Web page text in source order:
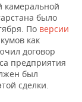
камеральной
было
По версии
как
договор
предприятия
был
сделки.